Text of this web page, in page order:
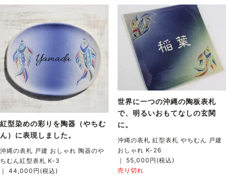
紅型染めの彩りを陶器（やちむ
ん）に表現しました。
沖縄の表札 戸建 おしゃれ 陶器のや
ちむん紅型表札 K-3
｜ 44,000円(税込)
世界に一つの沖縄の陶板表札
で、明るいおもてなしの玄関
に。
沖縄の表札 紅型表札 やちむん 戸建
おしゃれ K-26
｜ 55,000円(税込)
売り切れ